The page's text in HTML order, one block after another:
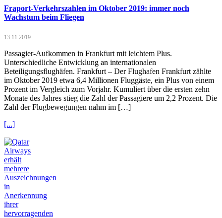
Fraport-Verkehrszahlen im Oktober 2019: immer noch
Wachstum beim Fliegen
13.11.2019
Passagier-Aufkommen in Frankfurt mit leichtem Plus.
Unterschiedliche Entwicklung an internationalen
Beteiligungsflughäfen. Frankfurt – Der Flughafen Frankfurt zählte
im Oktober 2019 etwa 6,4 Millionen Fluggäste, ein Plus von einem
Prozent im Vergleich zum Vorjahr. Kumuliert über die ersten zehn
Monate des Jahres stieg die Zahl der Passagiere um 2,2 Prozent. Die
Zahl der Flugbewegungen nahm im […]
[...]